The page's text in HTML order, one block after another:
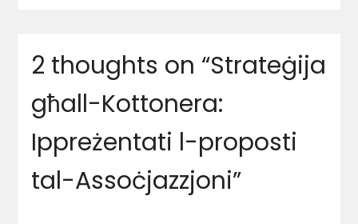
2 thoughts on “Strateġija
għall-Kottonera:
Ippreżentati l-proposti
tal-Assoċjazzjoni”